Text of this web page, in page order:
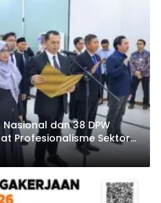
Nasional dan 38 DPW
Profesionalisme Sektor